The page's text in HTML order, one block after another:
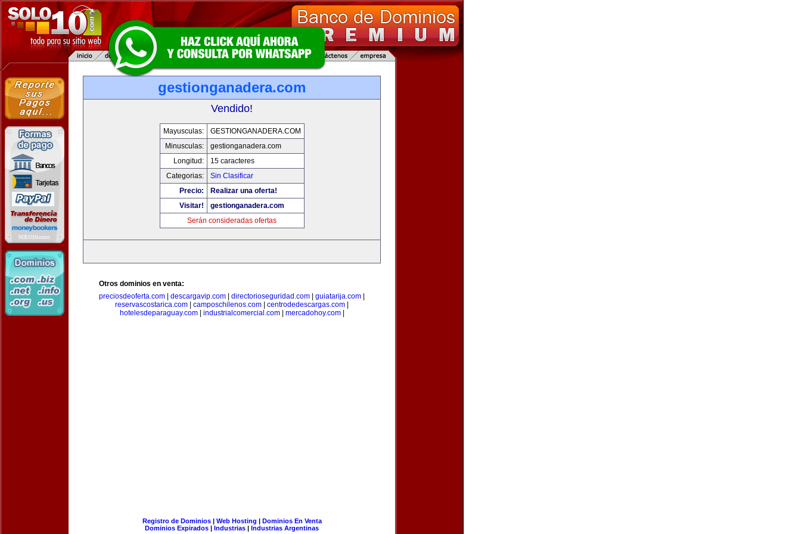
gestionganadera.com
Vendido!
Mayusculas:
GESTIONGANADERA.COM
Minusculas:
gestionganadera.com
Longitud:
15 caracteres
Categorias:
Sin Clasificar
Precio:
Realizar una oferta!
Visitar!
gestionganadera.com
Serán consideradas ofertas
Otros dominios en venta:
preciosdeoferta.com
descargavip.com directorioseguridad.com guiatarija.com
reservascostarica.com
camposchilenos.com centrodedescargas.com
hotelesdeparaguay.com| industrialcomercial.com| mercadohoy.com|
Registro de Dominios| Web Hosting | Dominios En Venta
Dominios Expirados | Industrias | Industrias Argentinas